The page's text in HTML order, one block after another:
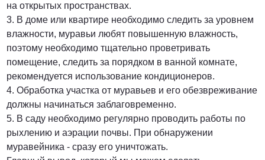
на открытых пространствах.
3. В доме или квартире необходимо следить за уровнем
влажности, муравьи любят повышенную влажность,
поэтому необходимо тщательно проветривать
помещение, следить за порядком в ванной комнате,
рекомендуется использование кондиционеров.
4. Обработка участка от муравьев и его обезвреживание
должны начинаться заблаговременно.
5. В саду необходимо регулярно проводить работы по
рыхлению и аэрации почвы. При обнаружении
муравейника - сразу его уничтожать.